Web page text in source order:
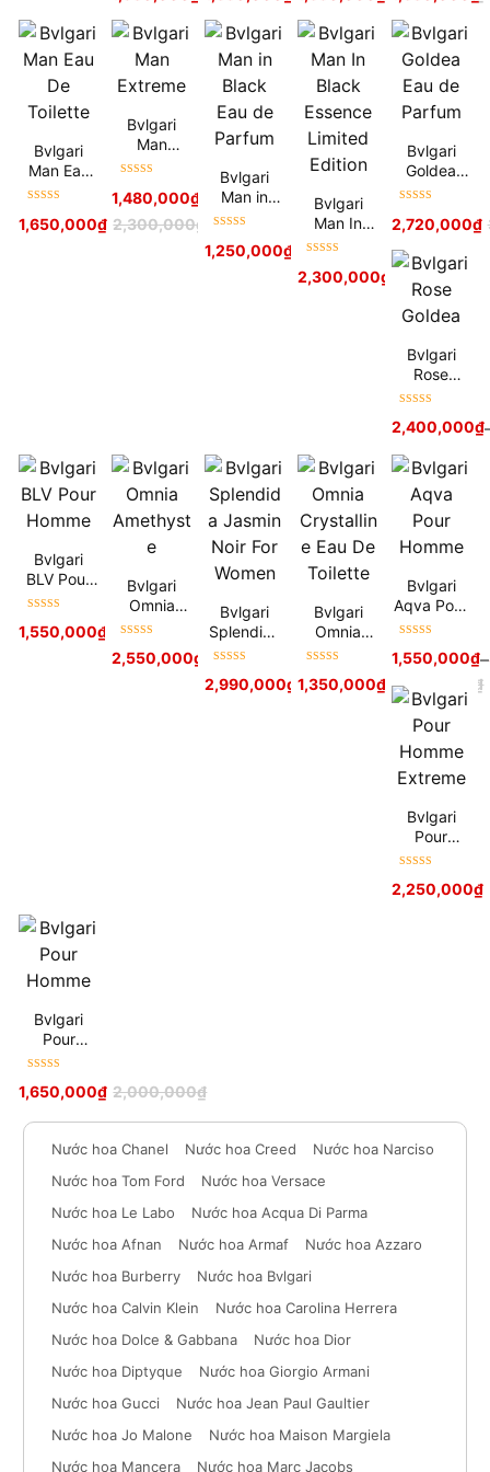
Bvlgari
Man Eau
De Toilette
hạng5sao 2,300,000₫
1,650,000₫
Bvlgari
Man
Extreme
hạng5sao 2,000,000
1,480,000₫
Bvlgari
Man in
Black Eau
hạng5sao
1,250,000₫ 2,200,000 ₫
Bvlgari
Man In
Black
Limited
hạng5sao
2,300,000₫
Bvlgari
Goldea
Eau de
hạng5sao
2,720,000₫
Bvlgari
Rose
Goldea
hạng5sao
2,400,000₫
Bvlgari
BLV Pour
Homme
hạng5sao 2,000,000
1,550,000₫
Bvlgari
Omnia
Amethyste
hạng5sao
2,550,000₫
Bvlgari
Splendida
Jasmin
Women
hạng5sao 4,090,000 ₫
2,990,000₫
Bvlgari
Omnia
Crystalline
Toilette
hạng5sao 2,250,000 ₫
1,350,000₫
Bvlgari
Aqva Pour
Homme
hạng5sao
1,550,000₫–
Bvlgari
Pour
Homme
hạng5sao
2,250,000₫
Bvlgari
Pour
Homme
hạng5sao 2,000,000₫
1,650,000₫
Nước hoa Chanel Nước hoa Creed
Nước hoa Narciso
Nước hoa Tom Ford
Nước hoa Versace
Nước hoa Le Labo
Nước hoa Acqua Di Parma
Nước hoa Afnan
Nước hoa Armaf
Nước hoa Azzaro
Nước hoa Burberry
Nước hoa Bvlgari
Nước hoa Calvin Klein
Nước hoa Carolina Herrera
Nước hoa Dolce & Gabbana
Nước hoa Dior
Nước hoa Diptyque
Nước hoa Giorgio Armani
Nước hoa Gucci
Nước hoa Jean Paul Gaultier
Nước hoa Jo Malone
Nước hoa Maison Margiela
Nước hoa Mancera
Nước hoa Marc Jacobs